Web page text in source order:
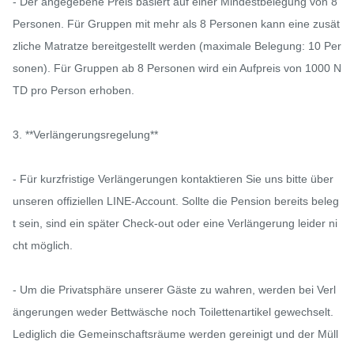
Personen. Für Gruppen mit mehr als 8 Personen kann eine zusät
zliche Matratze bereitgestellt werden (maximale Belegung: 10 Per
sonen). Für Gruppen ab 8 Personen wird ein Aufpreis von 1000 N
TD pro Person erhoben.
3. **Verlängerungsregelung**
- Für kurzfristige Verlängerungen kontaktieren Sie uns bitte über
unseren offiziellen LINE-Account. Sollte die Pension bereits beleg
t sein, sind ein später Check-out oder eine Verlängerung leider ni
cht möglich.
- Um die Privatsphäre unserer Gäste zu wahren, werden bei Verl
ängerungen weder Bettwäsche noch Toilettenartikel gewechselt.
Lediglich die Gemeinschaftsräume werden gereinigt und der Müll